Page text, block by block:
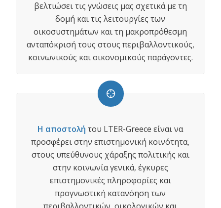
βελτιώσει τις γνώσεις μας σχετικά με τη
δομή και τις λειτουργίες των
οικοσυστημάτων και τη μακροπρόθεσμη
ανταπόκρισή τους στους περιβαλλοντικούς,
κοινωνικούς και οικονομικούς παράγοντες.
Η αποστολή του LTER-Greece είναι να
προσφέρει στην επιστημονική κοινότητα,
στους υπεύθυνους χάραξης πολιτικής και
στην κοινωνία γενικά, έγκυρες
επιστημονικές πληροφορίες και
προγνωστική κατανόηση των